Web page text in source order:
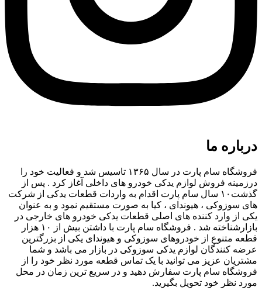
درباره ما
فروشگاه سام پارت در سال ۱۳۶۵ تاسیس شد و فعالیت خود را
درزمینه فروش لوازم یدکی خودرو های داخلی آغاز کرد . پس از
گذشت۱۰ سال سام پارت اقدام به واردات قطعات یدکی از شرکت
های سوزوکی ، هیوندای ، کیا به صورت مستقیم نمود و به عنوان
یکی از وارد کننده های اصلی قطعات یدکی خودرو های خارجی در
بازارشناخته شد . فروشگاه سام پارت با داشتن بیش از ۱۰ هزار
قطعه متنوع از خودروهای سوزوکی و هیوندای یکی از بزرگترین
عرضه کنندگان لوازم یدکی سوزوکی در بازار می باشد و شما
مشتریان عزیز می توانید با یک تماس قطعه مورد نظر خود را از
فروشگاه سام پارت سفارش دهید و در سریع ترین زمان در محل
مورد نظر خود تحویل بگیرید.